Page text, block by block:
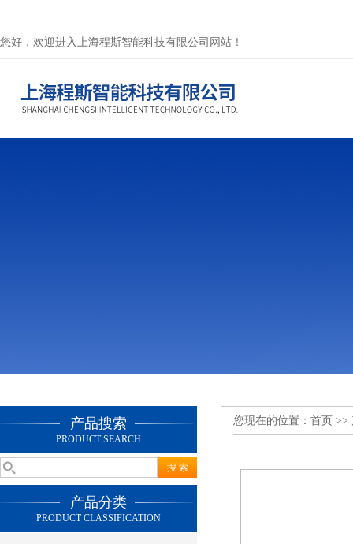
您好，欢迎进入上海程斯智能科技有限公司网站！
产品搜索
PRODUCT SEARCH
产品分类
PRODUCT CLASSIFICATION
您现在的位置： 首页 >>